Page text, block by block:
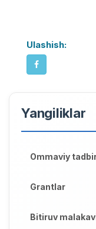
Ulashish:
Yangiliklar
Ommaviy
Grantlar
Bitiruv